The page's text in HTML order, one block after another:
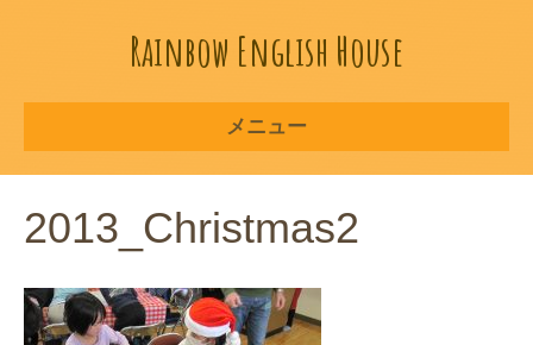
Rainbow English House
メニュー
2013_Christmas2